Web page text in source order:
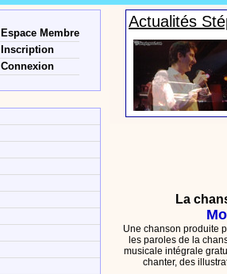
Espace Membre
Inscription
Connexion
Actualités
La
Une chanson produite
les paroles de la
musicale intégrale
chanter, des